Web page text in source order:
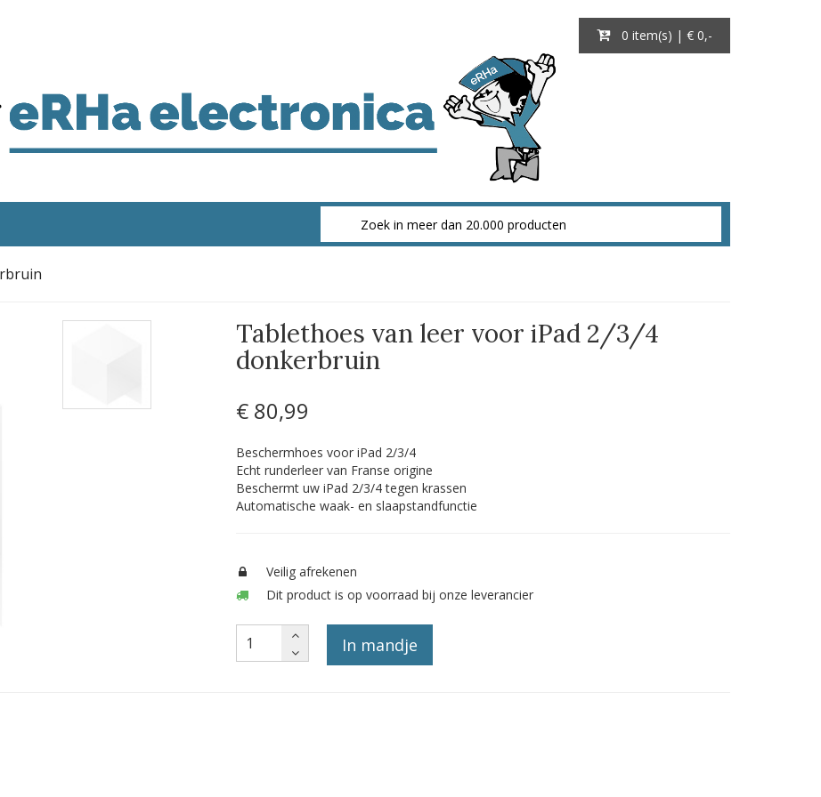
0 item(s) | € 0,-
Tablethoes van leer voor iPad 2/3/4
donkerbruin
€ 80,99
Beschermhoes voor iPad 2/3/4
Echt runderleer van Franse origine
Beschermt uw iPad 2/3/4 tegen krassen
Automatische waak- en slaapstandfunctie
Veilig afrekenen
Dit product is op voorraad bij onze leverancier
In mandje